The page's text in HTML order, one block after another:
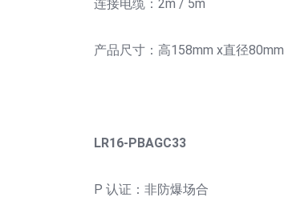
连接电缆：2m / 5m
产品尺寸：高158mm x直径80mm
LR16-PBAGC33
P 认证：非防爆场合